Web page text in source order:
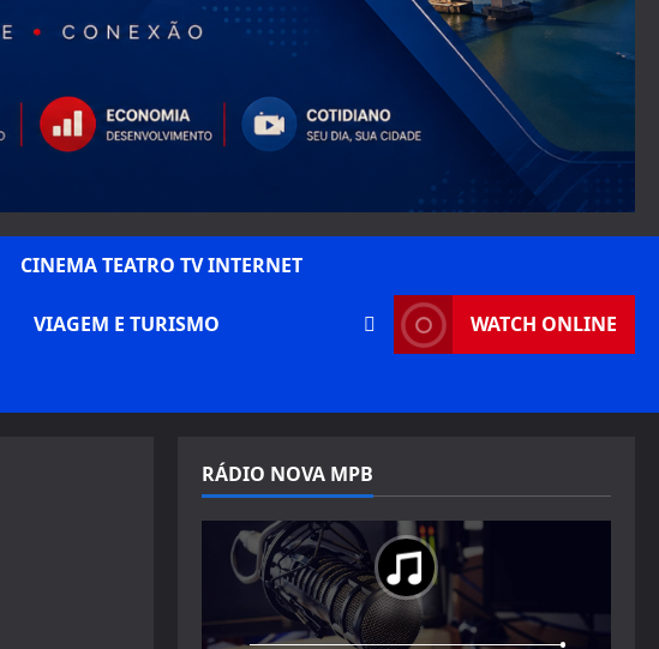
CINEMA TEATRO TV INTERNET
VIAGEM E TURISMO WATCH ONLINE
RÁDIO NOVA MPB